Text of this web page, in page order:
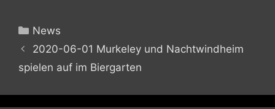
Kategorien
News
2020-06-01 Murkeley und Nachtwindheim
spielen auf im Biergarten